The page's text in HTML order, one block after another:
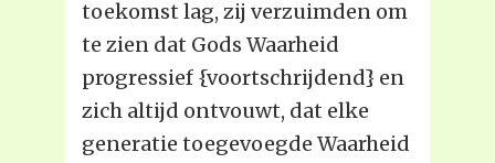
toekomst lag, zij verzuimden om
te zien dat Gods Waarheid
progressief {voortschrijdend} en
zich altijd ontvouwt, dat elke
generatie toegevoegde Waarheid